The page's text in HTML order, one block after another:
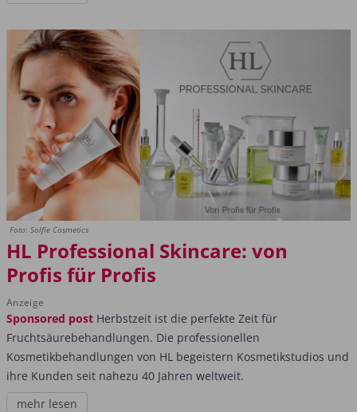
Foto: Solfie Cosmetics
HL Professional Skincare: von
Profis für Profis
Anzeige
Sponsored post Herbstzeit ist die perfekte Zeit für
Fruchtsäurebehandlungen. Die professionellen
Kosmetikbehandlungen von HL begeistern Kosmetikstudios und
ihre Kunden seit nahezu 40 Jahren weltweit.
mehr lesen